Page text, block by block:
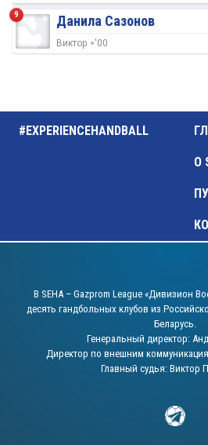
9 Данила Сазонов
Виктор '00
#EXPERIENCEHANDBALL
О
В SEHA – Gazprom League «Дивизион
десять гандбольных клубов из
Беларусь.
Генеральный директор:
Директор по внешним
Главный судья: Виктор